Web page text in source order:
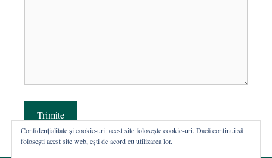
Trimite
Confidențialitate și cookie-uri: acest site folosește cookie-uri. Dacă continui să
folosești acest site web, ești de acord cu utilizarea lor.